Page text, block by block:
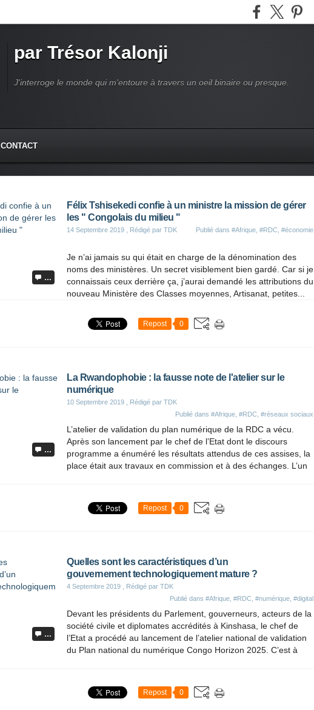
par Trésor Kalonji
J'interroge le monde qui m'entoure à travers un oeil binaire ou presque.
CONTACT
…
Félix Tshisekedi confie à un ministre la mission de gérer
les " Congolais du milieu "
14 Septembre 2019 , Rédigé par TDK Publié dans #Afrique #RDC #économie
Je n’ai jamais su qui était en charge de la dénomination des
noms des ministères. Un secret visiblement bien gardé. Car si je
connaissais ceux derrière ça, j’aurai demandé les attributions du
nouveau Ministère des Classes moyennes, Artisanat, petites...
Repost 0
…
La Rwandophobie : la fausse note de l'atelier sur le
numérique
10 Septembre 2019 , Rédigé par TDK
Publié dans #Afrique #RDC #réseaux sociaux
L’atelier de validation du plan numérique de la RDC a vécu.
Après son lancement par le chef de l’Etat dont le discours
programme a énuméré les résultats attendus de ces assises, la
place était aux travaux en commission et à des échanges. L’un
Repost 0
…
Quelles sont les caractéristiques d’un
gouvernement technologiquement mature ?
4 Septembre 2019 , Rédigé par TDK
Publié dans #Afrique #RDC #numérique #digital
Devant les présidents du Parlement, gouverneurs, acteurs de la
société civile et diplomates accrédités à Kinshasa, le chef de
l’Etat a procédé au lancement de l’atelier national de validation
du Plan national du numérique Congo Horizon 2025. C’est à
Repost 0